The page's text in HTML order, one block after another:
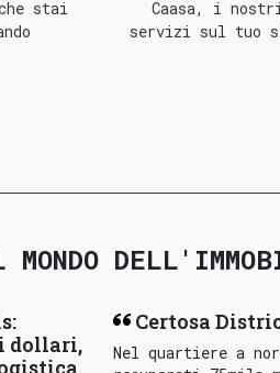
stai
Caasa, i
servizi sul tuo
dollari,
Certosa
Nel quartiere a